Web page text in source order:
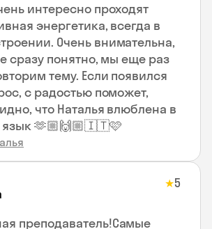
интересно проходят
энергетика, всегда в
Очень внимательна,
сразу понятно, мы еще раз
тему. Если появился
с радостью поможет,
что Наталья влюблена в
язык 🫶🏼🙌🏼🇮🇹🩷
★5
преподаватель!Самые